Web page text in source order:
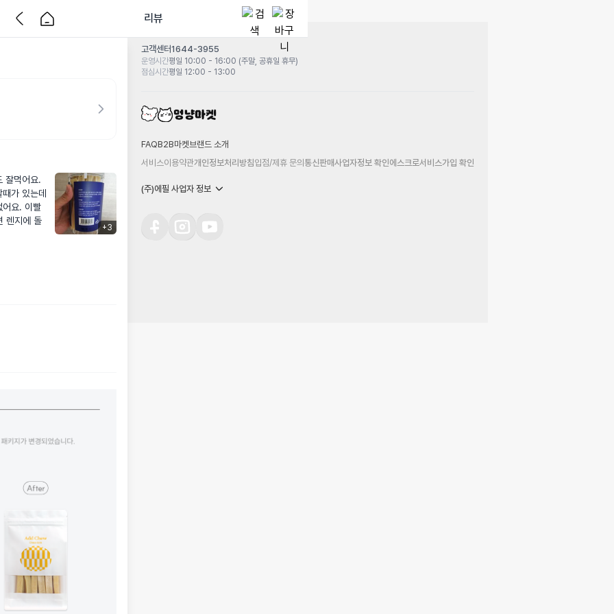
리뷰
+3
잘먹어요.
가 있는데
어요. 이빨
렌지에 돌
고객센터1644-3955
운영시간평일 10:00 - 16:00 (주말, 공휴일 휴무)
점심시간평일 12:00 - 13:00
FAQB2B마켓 브랜드 소개
서비스이용약관개인정보처리방침입점/제휴 문의통신판매사업자정보 확인에스크로서비스가입 확인
(주)에필 사업자 정보